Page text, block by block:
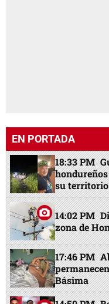
EN PORTADA
18:33 PM
su territorio
14:02 PM
zona de
17:46 PM
Básima